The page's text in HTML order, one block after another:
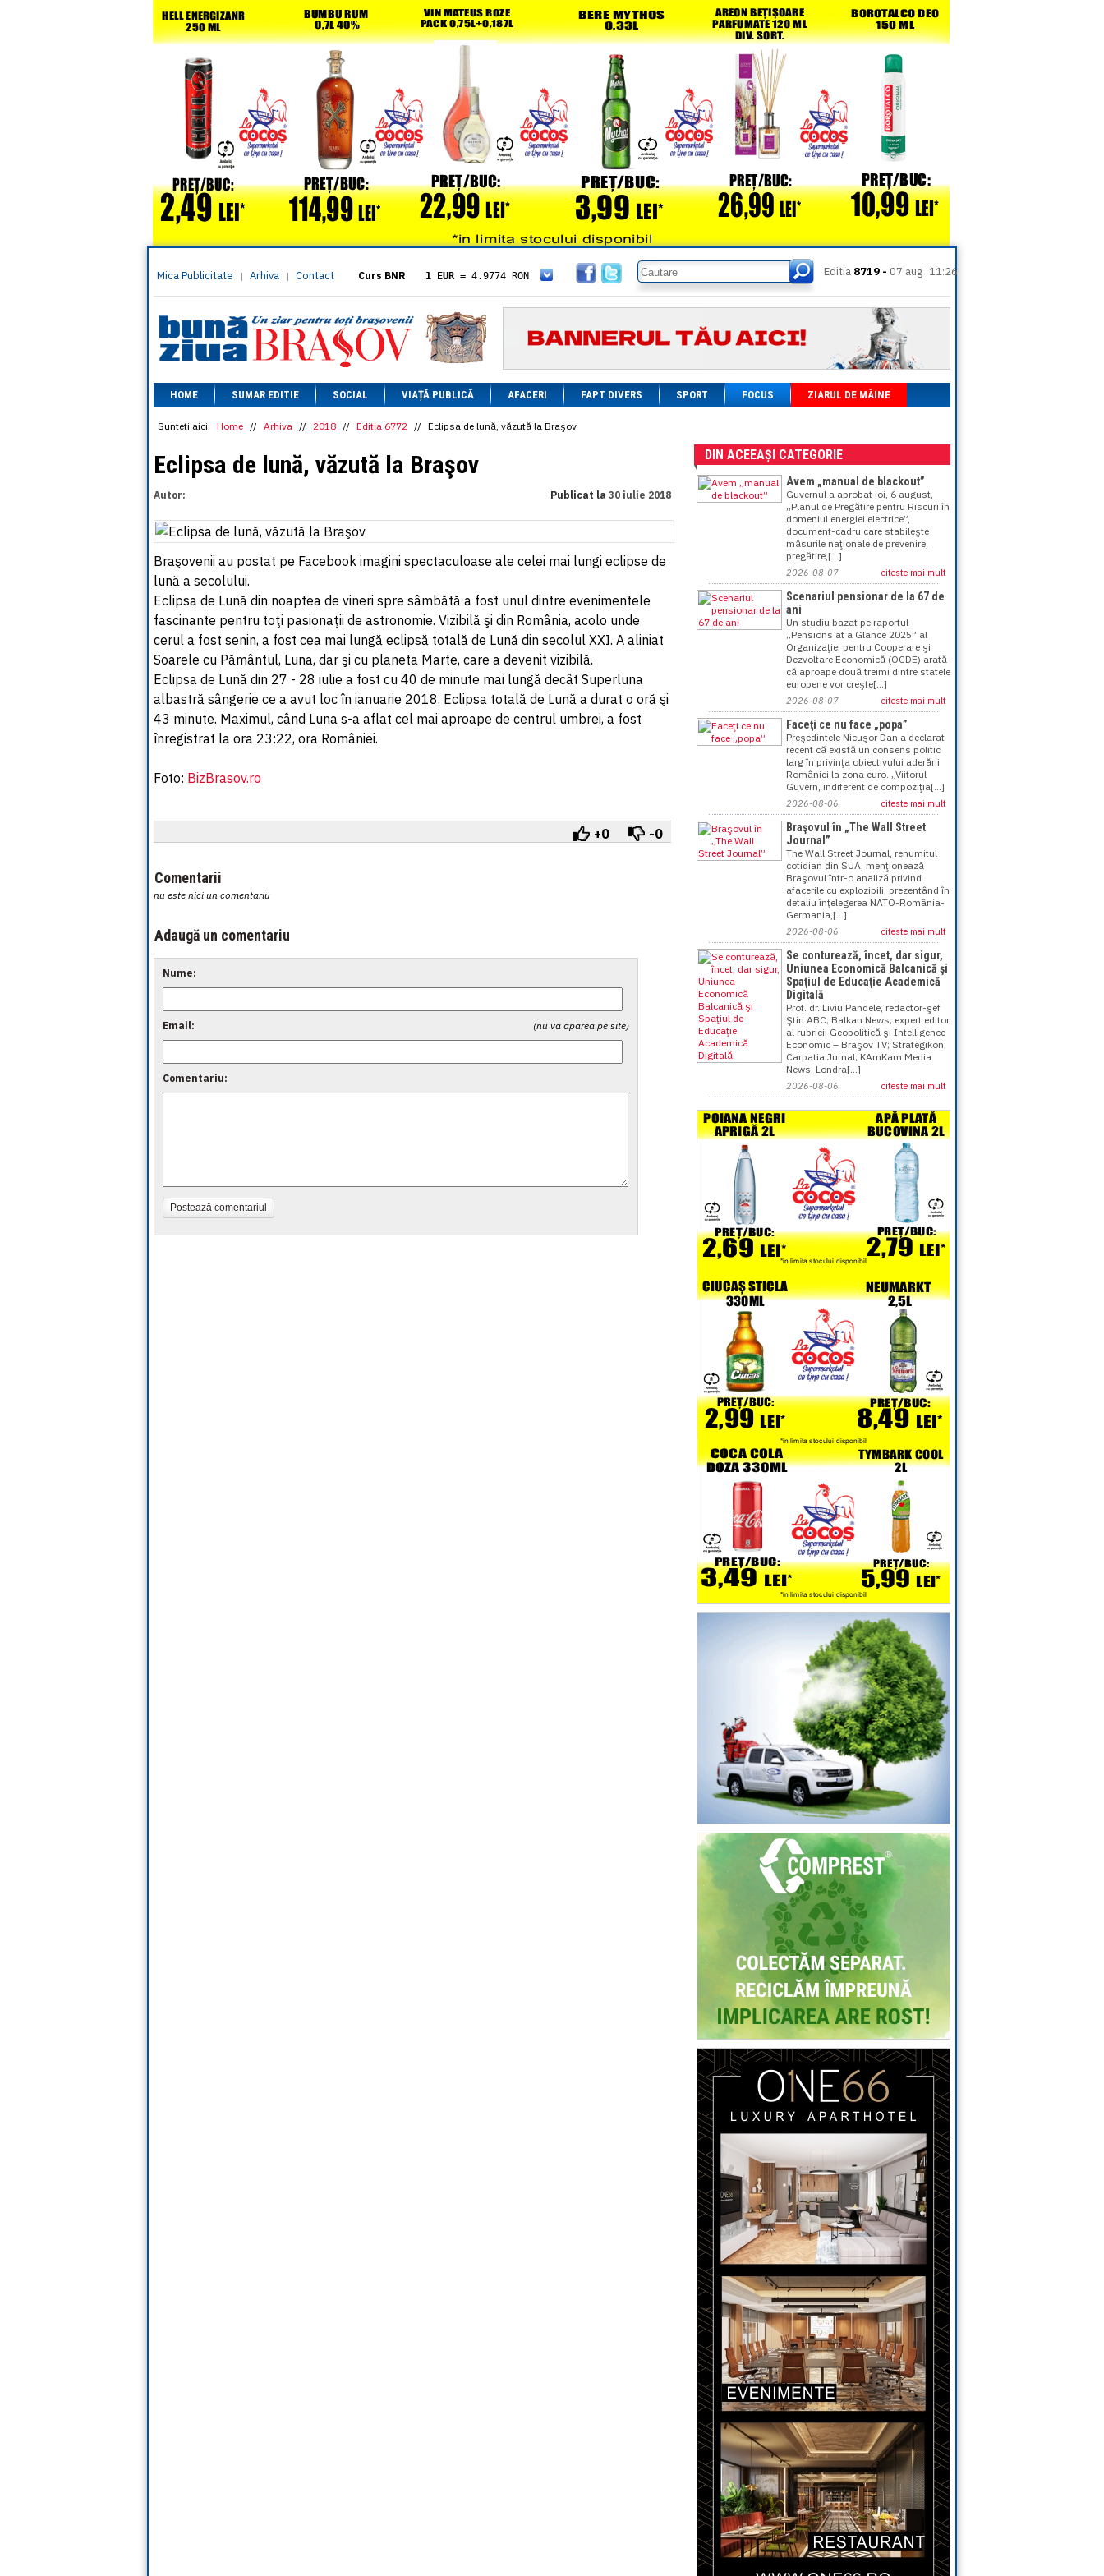
Mica Publicitate | Arhiva | Contact Curs BNR 1 EUR = 4.9774 RON
= 5.8304 RON
1 XAU= 464.4611 RON
1 AED= 1.1933 RON
1 AUD= 2.7957 RON
1 BGN= 2.5449 RON
1 CAD= 3.1559 RON
1 CHF= 5.2813 RON
1 CNY= 0.6015 RON
1 EGP= 0.0860 RON
1 MDL= 0.2538 RON
1 MXN= 0.2227 RON
1 PLN= 1.1646 RON
1 RSD= 0.0425 RON
= 0.0530 RON
1 SEK= 0.4526 RON
1 TRY= 0.1141 RON
1 UAH= 0.1048 RON
= 5.9383 RON
1 ZAR= 0.2318 RON
Editia 8719 - 07 aug 11:26
HOME SUMAR EDITIE SOCIAL VIAȚĂ PUBLICĂ AFACERI FAPT DIVERS SPORT FOCUS ZIARUL DE MÂINE
Sunteti aici: Home // Arhiva // 2018 // Editia 6772 // Eclipsa de lună, văzută la Braşov
Eclipsa de lună, văzută la Braşov
Autor: Publicat la 30 iulie 2018
Braşovenii au postat pe Facebook imagini spectaculoase ale celei mai lungi eclipse de
lună a secolului.
Eclipsa de Lună din noaptea de vineri spre sâmbătă a fost unul dintre evenimentele
fascinante pentru toţi pasionaţii de astronomie. Vizibilă şi din România, acolo unde
cerul a fost senin, a fost cea mai lungă eclipsă totală de Lună din secolul XXI. A aliniat
Soarele cu Pământul, Luna, dar şi cu planeta Marte, care a devenit vizibilă.
Eclipsa de Lună din 27 - 28 iulie a fost cu 40 de minute mai lungă decât Superluna
albastră sângerie ce a avut loc în ianuarie 2018. Eclipsa totală de Lună a durat o oră şi
43 minute. Maximul, când Luna s-a aflat cel mai aproape de centrul umbrei, a fost
înregistrat la ora 23:22, ora României.
Foto: BizBrasov.ro
+0 -0
Comentarii
nu este nici un comentariu
Adaugă un comentariu
Nume:
(nu va aparea pe site)
Email:
Comentariu:
Postează comentariul
DIN ACEEAȘI CATEGORIE
Avem „manual de blackout”
Guvernul a aprobat joi, 6 august,
„Planul de Pregătire pentru Riscuri în
domeniul energiei electrice”,
document-cadru care stabileşte
măsurile naţionale de prevenire,
pregătire,[...]
2026-08-07 citeste mai mult
Scenariul pensionar de la 67 de
ani
Un studiu bazat pe raportul
„Pensions at a Glance 2025” al
Organizaţiei pentru Cooperare şi
Dezvoltare Economică (OCDE) arată
că aproape două treimi dintre statele
europene vor creşte[...]
2026-08-07 citeste mai mult
Faceţi ce nu face „popa”
Preşedintele Nicuşor Dan a declarat
recent că există un consens politic
larg în privinţa obiectivului aderării
României la zona euro. „Viitorul
Guvern, indiferent de compoziţia[...]
2026-08-06 citeste mai mult
Braşovul în „The Wall Street
Journal”
The Wall Street Journal, renumitul
cotidian din SUA, menţionează
Braşovul într-o analiză privind
afacerile cu explozibili, prezentând în
detaliu înţelegerea NATO-România-
Germania,[...]
2026-08-06 citeste mai mult
Se conturează, încet, dar sigur,
Uniunea Economică Balcanică şi
Spaţiul de Educaţie Academică
Digitală
Prof. dr. Liviu Pandele, redactor-şef
Ştiri ABC; Balkan News; expert editor
al rubricii Geopolitică şi Intelligence
Economic – Braşov TV; Strategikon;
Carpatia Jurnal; KAmKam Media
News, Londra[...]
2026-08-06 citeste mai mult